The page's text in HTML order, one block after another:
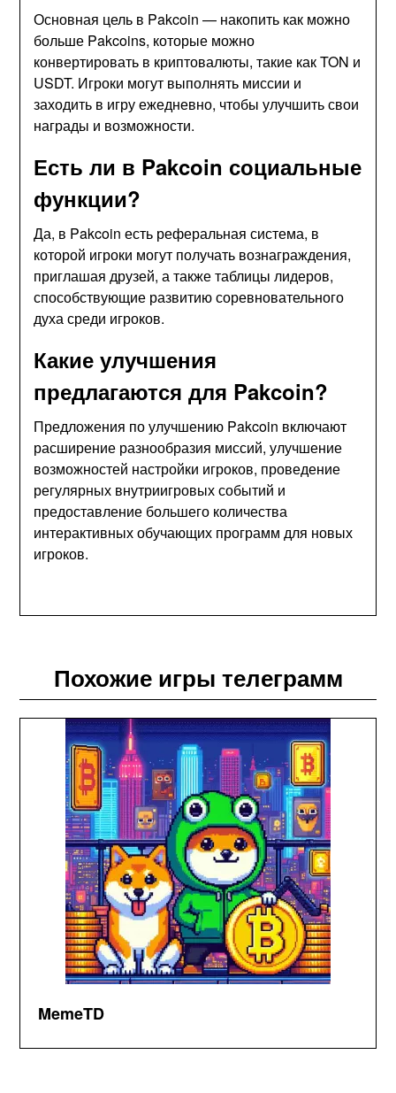
Основная цель в Pakcoin — накопить как можно
больше Pakcoins, которые можно
конвертировать в криптовалюты, такие как TON и
USDT. Игроки могут выполнять миссии и
заходить в игру ежедневно, чтобы улучшить свои
награды и возможности.
Есть ли в Pakcoin социальные
функции?
Да, в Pakcoin есть реферальная система, в
которой игроки могут получать вознаграждения,
приглашая друзей, а также таблицы лидеров,
способствующие развитию соревновательного
духа среди игроков.
Какие улучшения
предлагаются для Pakcoin?
Предложения по улучшению Pakcoin включают
расширение разнообразия миссий, улучшение
возможностей настройки игроков, проведение
регулярных внутриигровых событий и
предоставление большего количества
интерактивных обучающих программ для новых
игроков.
Похожие игры телеграмм
MemeTD